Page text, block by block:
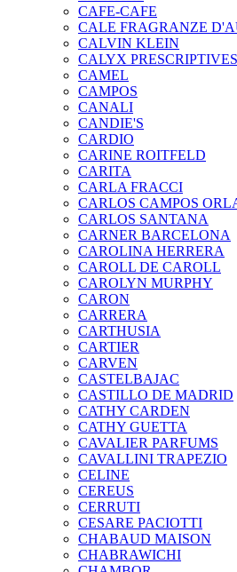
CAFE-CAFE
CALE FRAGRANZE
CALVIN KLEIN
CALYX PRESCRIPTIVES
CAMEL
CAMPOS
CANALI
CANDIE'S
CARDIO
CARINE ROITFELD
CARITA
CARLA FRACCI
CARLOS CAMPOS
CARLOS SANTANA
CARNER BARCELONA
CAROLINA HERRERA
CAROLL DE CAROLL
CAROLYN MURPHY
CARON
CARRERA
CARTHUSIA
CARTIER
CARVEN
CASTELBAJAC
CASTILLO DE MADRID
CATHY CARDEN
CATHY GUETTA
CAVALIER PARFUMS
CAVALLINI TRAPEZIO
CELINE
CEREUS
CERRUTI
CESARE PACIOTTI
CHABAUD MAISON
CHABRAWICHI